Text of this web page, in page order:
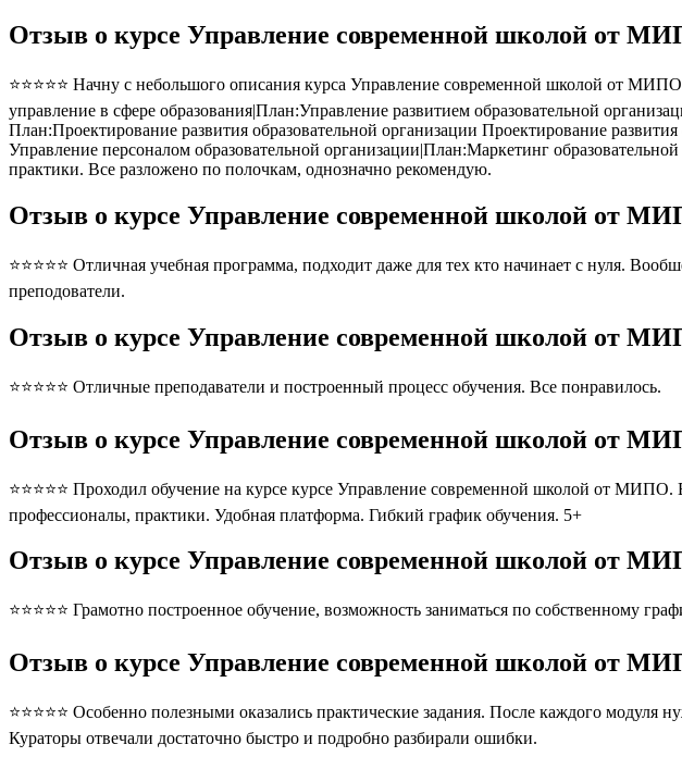
Отзыв о курсе Управление современной школой от
⭐⭐⭐⭐⭐ Начну с небольшого описания курса Управление современной школой от
управление в сфере образования|План:Управление развитием образовательной
План:Проектирование развития образовательной организации Проектирование
Управление персоналом образовательной организации|План:Маркетинг
практики. Все разложено по полочкам, однозначно рекомендую.
Отзыв о курсе Управление современной школой от
⭐⭐⭐⭐⭐ Отличная учебная программа, подходит даже для тех кто начинает с нуля.
преподователи.
Отзыв о курсе Управление современной школой от
⭐⭐⭐⭐⭐ Отличные преподаватели и построенный процесс обучения. Все понравилось.
Отзыв о курсе Управление современной школой от
⭐⭐⭐⭐⭐ Проходил обучение на курсе курсе Управление современной школой от
профессионалы, практики. Удобная платформа. Гибкий график обучения. 5+
Отзыв о курсе Управление современной школой от
⭐⭐⭐⭐⭐ Грамотно построенное обучение, возможность заниматься по собственному
Отзыв о курсе Управление современной школой от
⭐⭐⭐⭐⭐ Особенно полезными оказались практические задания. После каждого модуля
Кураторы отвечали достаточно быстро и подробно разбирали ошибки.